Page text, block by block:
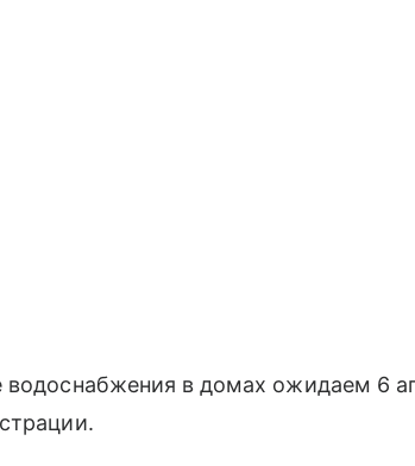
водоснабжения в домах ожидаем 6